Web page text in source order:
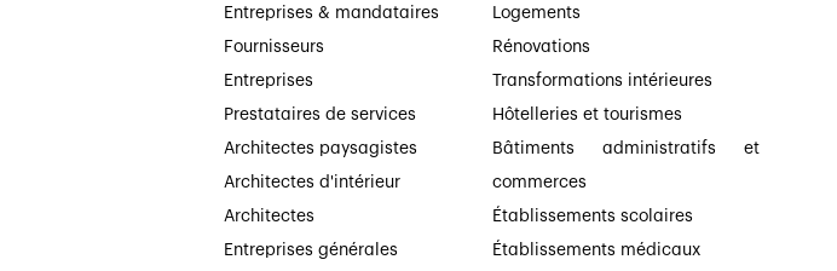
Entreprises & mandataires
Fournisseurs
Entreprises
Prestataires de services
Architectes paysagistes
Architectes d'intérieur
Architectes
Entreprises générales
Logements
Rénovations
Transformations intérieures
Hôtelleries et tourismes
Bâtiments administratifs et
commerces
Établissements scolaires
Établissements médicaux